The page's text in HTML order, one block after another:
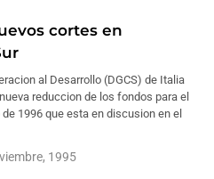
cortes en
al Desarrollo (DGCS) de Italia
reduccion de los fondos para el
1996 que esta en discusion en el
1995